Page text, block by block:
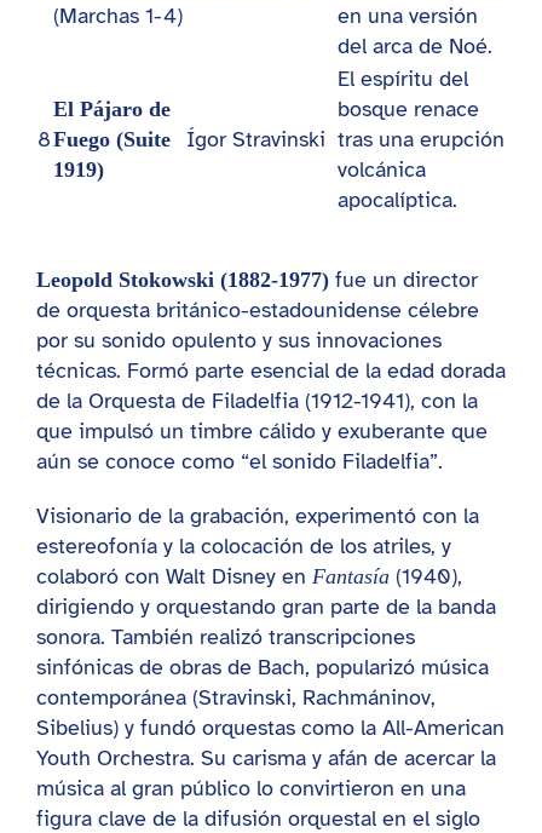
(Marchas 1-4)
en una versión
del arca de Noé.
8
El Pájaro de
Fuego (Suite
1919)
Ígor Stravinski
El espíritu del
bosque renace
tras una erupción
volcánica
apocalíptica.
Leopold Stokowski (1882-1977)fue un director
de orquesta británico-estadounidense célebre
por su sonido opulento y sus innovaciones
técnicas. Formó parte esencial de la edad dorada
de la Orquesta de Filadelfia (1912-1941), con la
que impulsó un timbre cálido y exuberante que
aún se conoce como “el sonido Filadelfia”.
Visionario de la grabación, experimentó con la
estereofonía y la colocación de los atriles, y
colaboró con Walt Disney en Fantasía(1940),
dirigiendo y orquestando gran parte de la banda
sonora. También realizó transcripciones
sinfónicas de obras de Bach, popularizó música
contemporánea (Stravinski, Rachmáninov,
Sibelius) y fundó orquestas como la All-American
Youth Orchestra. Su carisma y afán de acercar la
música al gran público lo convirtieron en una
figura clave de la difusión orquestal en el siglo